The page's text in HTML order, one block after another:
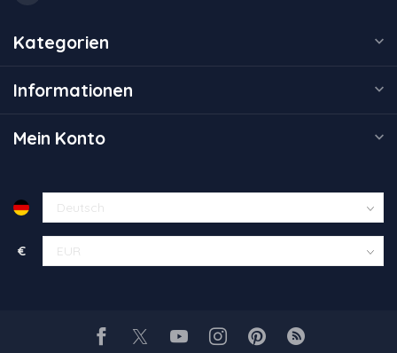
Kategorien
Informationen
Mein Konto
€